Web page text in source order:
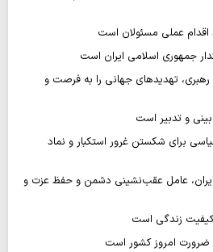
اقدام عملی مسئولان است
جمهوری اسلامی ایران است
تهدیدهای جهانی را به فرصت و
و تدبیر است
برای شکستن غرور استکبار و نماد
عامل عقب‌نشینی دشمن و حفظ عزت و
کیفیت زندگی است
امروز کشور است